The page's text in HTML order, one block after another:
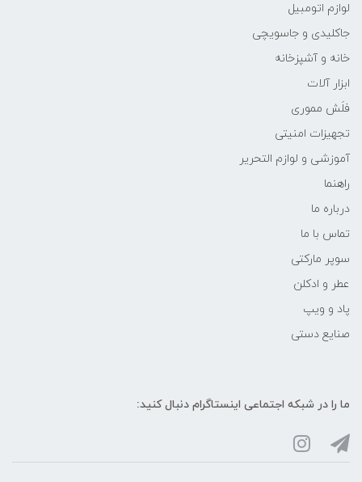
لوازم اتومبیل
جاکلیدی و جاسویچی
خانه و آشپزخانه
ابزار آلات
فلَش مموری
تجهیزات امنیتی
آموزشی و لوازم التحریر
راهنما
درباره ما
تماس با ما
سوپر مارکتی
عطر و ادکلن
پاد و ویپ
صنایع دستی
ما را در شبکه‌ اجتماعی اینستاگرام دنبال کنید: